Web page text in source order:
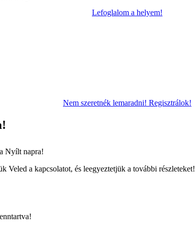
Lefoglalom a helyem!
Nem szeretnék lemaradni! Regisztrálok!
Nyílt napra!
Veled a kapcsolatot, és leegyeztetjük a további részleteket!